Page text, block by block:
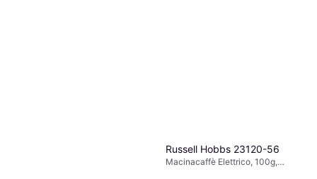
Russell Hobbs 23120-56
Macinacaffè Elettrico, 100g,